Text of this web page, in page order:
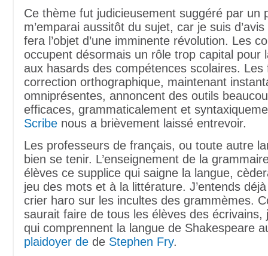
Ce thème fut judicieusement suggéré par un
m’emparai aussitôt du sujet, car je suis d’avis
fera l’objet d’une imminente révolution. Les
occupent désormais un rôle trop capital pour
aux hasards des compétences scolaires. Les
correction orthographique, maintenant
omniprésentes, annoncent des outils
efficaces, grammaticalement et
Scribe nous a brièvement laissé entrevoir.
Les professeurs de français, ou toute autre
bien se tenir. L’enseignement de la
élèves ce supplice qui saigne la langue,
jeu des mots et à la littérature. J’entends
crier haro sur les incultes des grammèmes.
saurait faire de tous les élèves des écrivains,
qui comprennent la langue de Shakespeare
plaidoyer de de Stephen Fry.